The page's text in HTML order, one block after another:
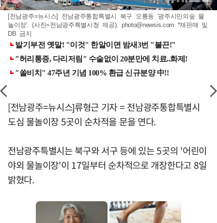
[전남광주=뉴시스] 전남광주통합특별시 북구 오룡동 '광주시민의숲 물
놀이장'. (사진=전남광주특별시청 제공). photo@newsis.com *재판매 및
DB 금지
[전남광주=뉴시스]류형근 기자 = 전남광주통합특별시
도심 물놀이장 5곳이 순차적을 문을 연다.
전남광주특별시는 북구와 서구 등에 있는 5곳의 '어린이
야외 물놀이장'이 17일부터 순차적으로 개장한다고 8일
밝혔다.